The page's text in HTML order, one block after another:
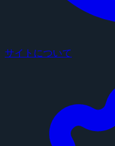
サイトについて